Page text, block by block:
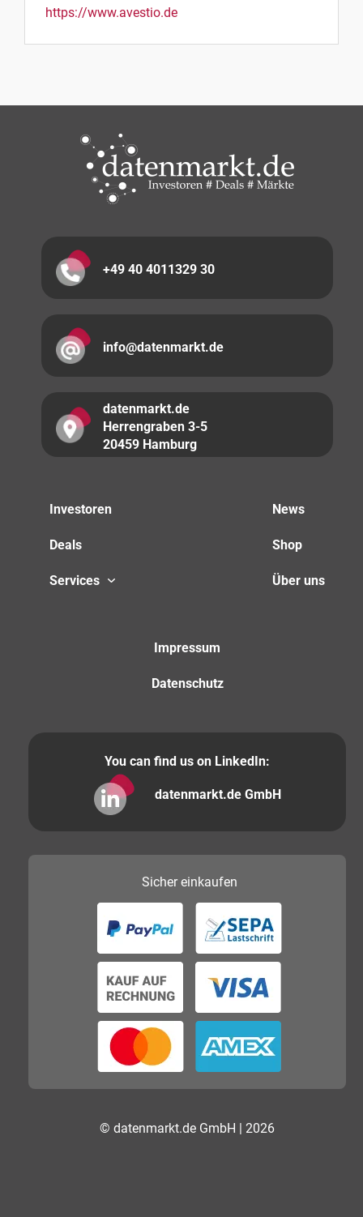
https://www.avestio.de
+49 40 4011329 30
info@datenmarkt.de
datenmarkt.de
Herrengraben 3-5
20459 Hamburg
Investoren
Deals
Services
News
Shop
Über uns
Impressum
Datenschutz
You can find us on LinkedIn:
datenmarkt.de GmbH
Sichereinkaufen
© datenmarkt.de GmbH | 2026